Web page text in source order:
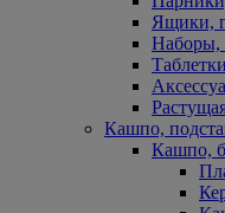
Ящики,
Наборы,
Кашпо,
Кашпо,